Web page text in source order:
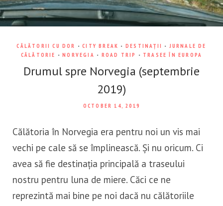
CĂLĂTORII CU DOR -CITY BREAK - DESTINAȚII - JURNALE DE
CĂLĂTORIE -NORVEGIA - ROAD TRIP - TRASEE ÎN EUROPA
Drumul spre Norvegia (septembrie
2019)
OCTOBER 14, 2019
Călătoria în Norvegia era pentru noi un vis mai
vechi pe cale să se împlinească. Și nu oricum. Ci
avea să fie destinația principală a traseului
nostru pentru luna de miere. Căci ce ne
reprezintă mai bine pe noi dacă nu călătoriile